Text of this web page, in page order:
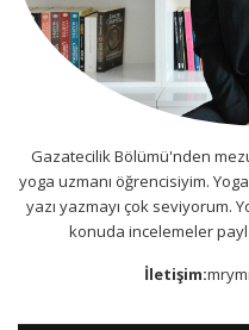
Gazatecilik Bölümü'nden
yoga uzmanı öğrencisiyim.
yazı yazmayı çok seviyorum.
konuda incelemeler
İletişim: